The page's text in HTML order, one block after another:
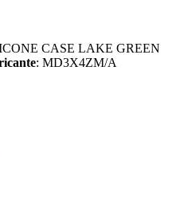
CASE LAKE GREEN
: MD3X4ZM/A